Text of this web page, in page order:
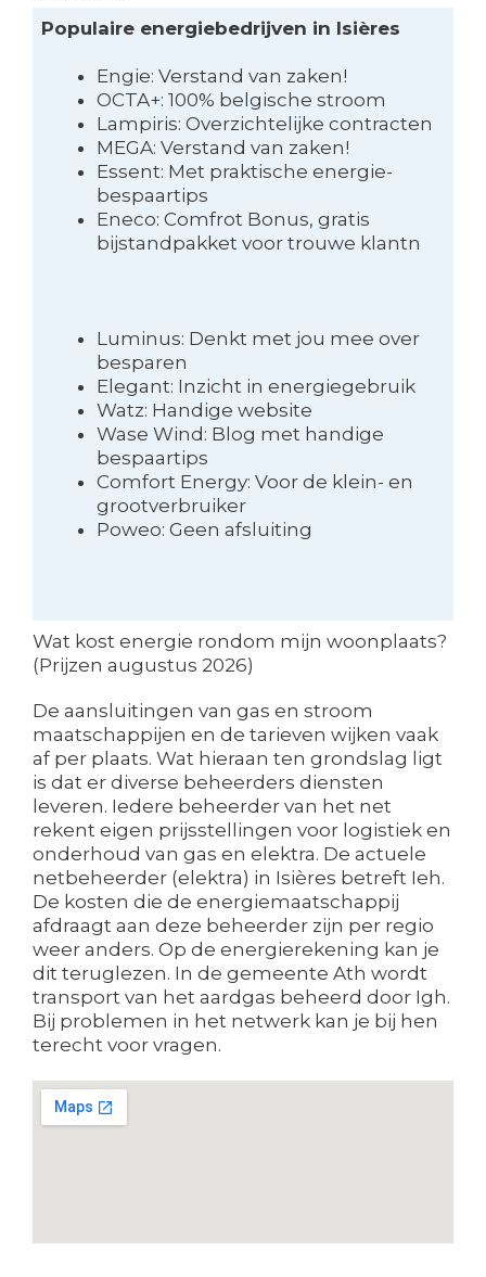
Populaire energiebedrijven in Isières
Engie: Verstand van zaken!
OCTA+: 100% belgische stroom
Lampiris: Overzichtelijke contracten
MEGA: Verstand van zaken!
Essent: Met praktische energie-
bespaartips
Eneco: Comfrot Bonus, gratis
bijstandpakket voor trouwe klantn
Luminus: Denkt met jou mee over
besparen
Elegant: Inzicht in energiegebruik
Watz: Handige website
Wase Wind: Blog met handige
bespaartips
Comfort Energy: Voor de klein- en
grootverbruiker
Poweo: Geen afsluiting
Wat kost energie rondom mijn woonplaats?
(Prijzen augustus 2026)
De aansluitingen van gas en stroom
maatschappijen en de tarieven wijken vaak
af per plaats. Wat hieraan ten grondslag ligt
is dat er diverse beheerders diensten
leveren. Iedere beheerder van het net
rekent eigen prijsstellingen voor logistiek en
onderhoud van gas en elektra. De actuele
netbeheerder (elektra) in Isières betreft Ieh.
De kosten die de energiemaatschappij
afdraagt aan deze beheerder zijn per regio
weer anders. Op de energierekening kan je
dit teruglezen. In de gemeente Ath wordt
transport van het aardgas beheerd door Igh.
Bij problemen in het netwerk kan je bij hen
terecht voor vragen.